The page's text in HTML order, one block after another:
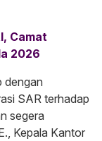
Camat
2026
dengan
SAR terhadap
segera
Kepala Kantor